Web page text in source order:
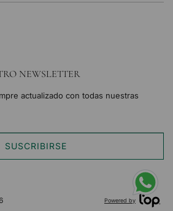
NEWSLETTER
actualizado con todas nuestras
SUSCRIBIRSE
Powered by